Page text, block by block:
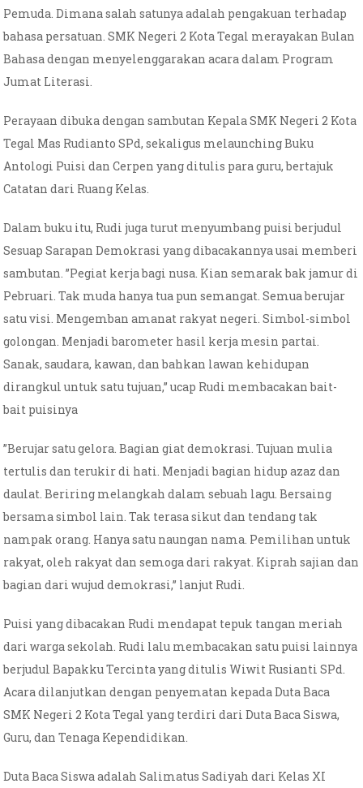
Pemuda. Dimana salah satunya adalah pengakuan terhadap
bahasa persatuan. SMK Negeri 2 Kota Tegal merayakan Bulan
Bahasa dengan menyelenggarakan acara dalam Program
Jumat Literasi.
Perayaan dibuka dengan sambutan Kepala SMK Negeri 2 Kota
Tegal Mas Rudianto SPd, sekaligus melaunching Buku
Antologi Puisi dan Cerpen yang ditulis para guru, bertajuk
Catatan dari Ruang Kelas.
Dalam buku itu, Rudi juga turut menyumbang puisi berjudul
Sesuap Sarapan Demokrasi yang dibacakannya usai memberi
sambutan. ”Pegiat kerja bagi nusa. Kian semarak bak jamur di
Pebruari. Tak muda hanya tua pun semangat. Semua berujar
satu visi. Mengemban amanat rakyat negeri. Simbol-simbol
golongan. Menjadi barometer hasil kerja mesin partai.
Sanak, saudara, kawan, dan bahkan lawan kehidupan
dirangkul untuk satu tujuan,” ucap Rudi membacakan bait-
bait puisinya
”Berujar satu gelora. Bagian giat demokrasi. Tujuan mulia
tertulis dan terukir di hati. Menjadi bagian hidup azaz dan
daulat. Beriring melangkah dalam sebuah lagu. Bersaing
bersama simbol lain. Tak terasa sikut dan tendang tak
nampak orang. Hanya satu naungan nama. Pemilihan untuk
rakyat, oleh rakyat dan semoga dari rakyat. Kiprah sajian dan
bagian dari wujud demokrasi,” lanjut Rudi.
Puisi yang dibacakan Rudi mendapat tepuk tangan meriah
dari warga sekolah. Rudi lalu membacakan satu puisi lainnya
berjudul Bapakku Tercinta yang ditulis Wiwit Rusianti SPd.
Acara dilanjutkan dengan penyematan kepada Duta Baca
SMK Negeri 2 Kota Tegal yang terdiri dari Duta Baca Siswa,
Guru, dan Tenaga Kependidikan.
Duta Baca Siswa adalah Salimatus Sadiyah dari Kelas XI